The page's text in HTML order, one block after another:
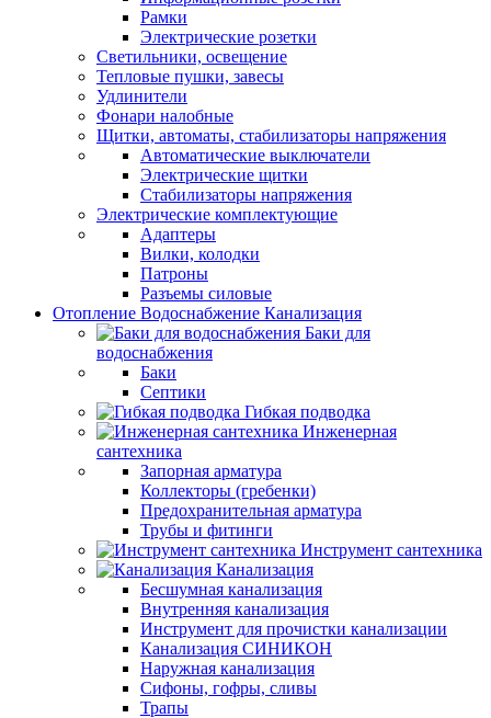
Рамки
Электрические розетки
Светильники, освещение
Тепловые пушки, завесы
Удлинители
Фонари налобные
Щитки, автоматы, стабилизаторы напряжения
Автоматические выключатели
Электрические щитки
Стабилизаторы напряжения
Электрические комплектующие
Адаптеры
Вилки, колодки
Патроны
Разъемы силовые
Отопление Водоснабжение Канализация
Баки для
водоснабжения
Баки
Септики
Гибкая подводка
Инженерная
сантехника
Запорная арматура
Коллекторы (гребенки)
Предохранительная арматура
Трубы и фитинги
Инструмент сантехника
Канализация
Бесшумная канализация
Внутренняя канализация
Инструмент для прочистки канализации
Канализация СИНИКОН
Наружная канализация
Сифоны, гофры, сливы
Трапы